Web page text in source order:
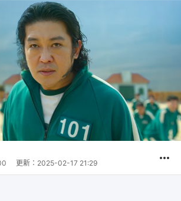
更新： 2025-02-17 21:29